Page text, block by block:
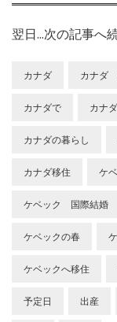
翌日…次の記事へ
カナダ カナダ
カナダで カナ
カナダの暮らし
カナダ移住 ケ
ケベック 国際結婚
ケベックの春
ケベックへ移住
予定日 出産